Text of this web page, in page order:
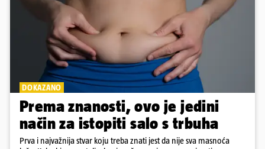
DOKAZANO
Prema znanosti, ovo je jedini
način za istopiti salo s trbuha
Prva i najvažnija stvar koju treba znati jest da nije sva masnoća